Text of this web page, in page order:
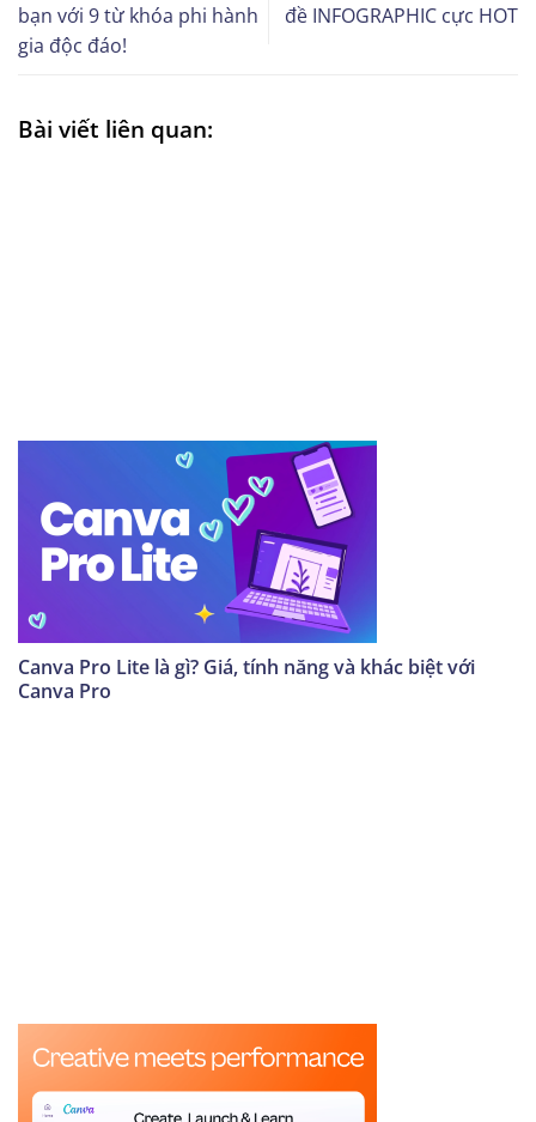
bạn với 9 từ khóa phi hành
gia độc đáo!
đề INFOGRAPHIC cực HOT
Bài viết liên quan:
Canva Pro Lite là gì? Giá, tính năng và khác biệt với
Canva Pro